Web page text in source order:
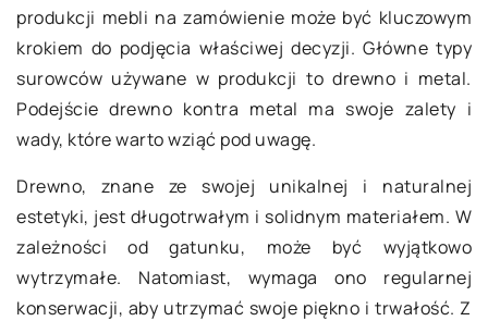
produkcji mebli na zamówienie może być kluczowym
krokiem do podjęcia właściwej decyzji. Główne typy
surowców używane w produkcji to drewno i metal.
Podejście drewno kontra metal ma swoje zalety i
wady, które warto wziąć pod uwagę.
Drewno, znane ze swojej unikalnej i naturalnej
estetyki, jest długotrwałym i solidnym materiałem. W
zależności od gatunku, może być wyjątkowo
wytrzymałe. Natomiast, wymaga ono regularnej
konserwacji, aby utrzymać swoje piękno i trwałość. Z